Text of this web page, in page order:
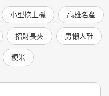
小型挖土機 高雄名產
招財長夾 男懶人鞋
粳米